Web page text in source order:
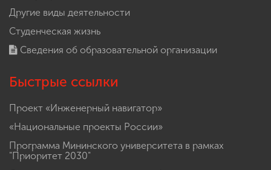
Другие виды деятельности
Студенческая жизнь
Сведения об образовательной организации
Быстрые ссылки
Проект «Инженерный навигатор»
«Национальные проекты России»
Программа Мининского университета в рамках
"Приоритет 2030"